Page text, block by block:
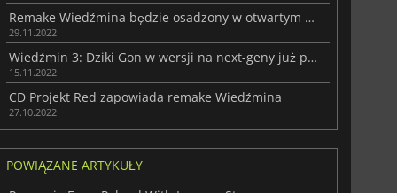
Remake Wiedźmina będzie osadzony w otwartym świecie
29.11.2022
Wiedźmin 3: Dziki Gon w wersji na next-geny już prawie dostępny
15.11.2022
CD Projekt Red zapowiada remake Wiedźmina
27.10.2022
POWIĄZANE ARTYKUŁY